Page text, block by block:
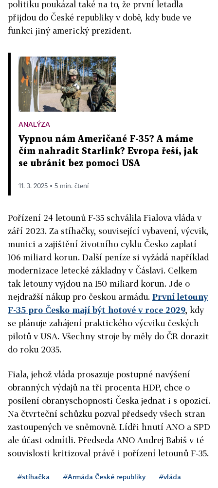
politiku poukázal také na to, že první letadla
přijdou do České republiky v době, kdy bude ve
funkci jiný americký prezident.
ANALÝZA
Vypnou nám Američané F-35? A máme
čím nahradit Starlink? Evropa řeší, jak
se ubránit bez pomoci USA
11. 3. 2025 ▪ 5 min. čtení
Pořízení 24 letounů F-35 schválila Fialova vláda v
září 2023. Za stíhačky, související vybavení, výcvik,
munici a zajištění životního cyklu Česko zaplatí
106 miliard korun. Další peníze si vyžádá například
modernizace letecké základny v Čáslavi. Celkem
tak letouny vyjdou na 150 miliard korun. Jde o
nejdražší nákup pro českou armádu. První letouny
F-35 pro Česko mají být hotové v roce 2029, kdy
se plánuje zahájení praktického výcviku českých
pilotů v USA. Všechny stroje by měly do ČR dorazit
do roku 2035.
Fiala, jehož vláda prosazuje postupné navýšení
obranných výdajů na tři procenta HDP, chce o
posílení obranyschopnosti Česka jednat i s opozicí.
Na čtvrteční schůzku pozval předsedy všech stran
zastoupených ve sněmovně. Lídři hnutí ANO a SPD
ale účast odmítli. Předseda ANO Andrej Babiš v té
souvislosti kritizoval právě i pořízení letounů F-35.
#stíhačka #Armáda České republiky #vláda